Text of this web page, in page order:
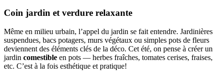
Coin jardin et verdure relaxante
Même en milieu urbain, l’appel du jardin se fait entendre. Jardinières
suspendues, bacs potagers, murs végétaux ou simples pots de fleurs
deviennent des éléments clés de la déco. Cet été, on pense à créer un
jardin comestible en pots — herbes fraîches, tomates cerises, fraises,
etc. C’est à la fois esthétique et pratique!